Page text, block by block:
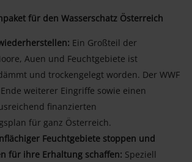
für den Wasserschatz Österreich
Ein Großteil der
Auen und Feuchtgebiete ist
und trockengelegt worden. Der WWF
weiterer Eingriffe sowie einen
finanzierten
für ganz Österreich.
Feuchtgebiete stoppen und
für ihre Erhaltung schaffen: Speziell